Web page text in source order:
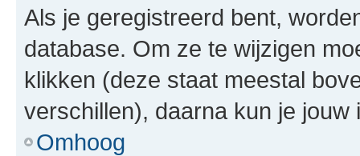
Als je geregistreerd bent,
database. Om ze te wijzigen
klikken (deze staat meestal
verschillen), daarna kun je jouw
Omhoog